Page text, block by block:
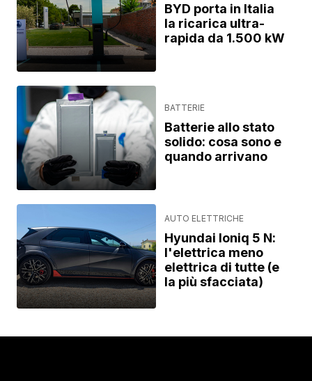
BYD porta in Italia
la ricarica ultra-
rapida da 1.500 kW
BATTERIE
Batterie allo stato
solido: cosa sono e
quando arrivano
AUTO ELETTRICHE
Hyundai Ioniq 5 N:
l'elettrica meno
elettrica di tutte (e
la più sfacciata)